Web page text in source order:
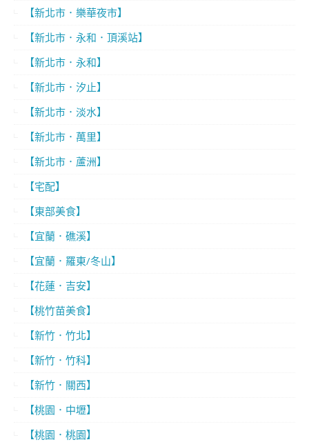
【新北市．樂華夜市】
【新北市．永和．頂溪站】
【新北市．永和】
【新北市．汐止】
【新北市．淡水】
【新北市．萬里】
【新北市．蘆洲】
【宅配】
【東部美食】
【宜蘭．礁溪】
【宜蘭．羅東/冬山】
【花蓮．吉安】
【桃竹苗美食】
【新竹．竹北】
【新竹．竹科】
【新竹．關西】
【桃園．中壢】
【桃園．桃園】